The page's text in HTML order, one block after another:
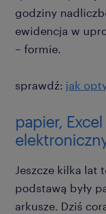
godziny
ewidencja w
– formie.
sprawdź: jak
papier,
Jeszcze kilka lat
podstawą były
arkusze. Dziś